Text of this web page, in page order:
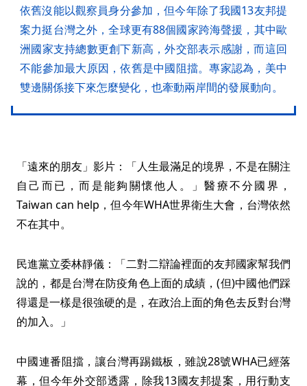
依舊沒能以觀察員身分參加，但今年除了我國13友邦提
案力挺台灣之外，全球更有88個國家跨海聲援，其中歐
洲國家支持總數更創下新高，外交部表示感謝，而這回
不能參加最大原因，依舊是中國阻擋。專家認為，美中
雙邊關係接下來怎麼變化，也牽動兩岸間的發展動向。
「遠來的朋友」影片：「人生最滿足的境界，不是在關注
自己而已，而是能夠關懷他人。」醫療不分國界，
Taiwan can help，但今年WHA世界衛生大會，台灣依然
不在其中。
民進黨立委林靜儀：「二對二辯論裡面的友邦國家幫我們
說的，都是台灣在防疫角色上面的成績，(但)中國他們踩
得還是一樣是很強硬的是，在政治上面的角色去反對台灣
的加入。」
中國連番阻擋，讓台灣再踢鐵板，雖說28號WHA已經落
幕，但今年外交部透露，除我13國友邦提案，用行動支